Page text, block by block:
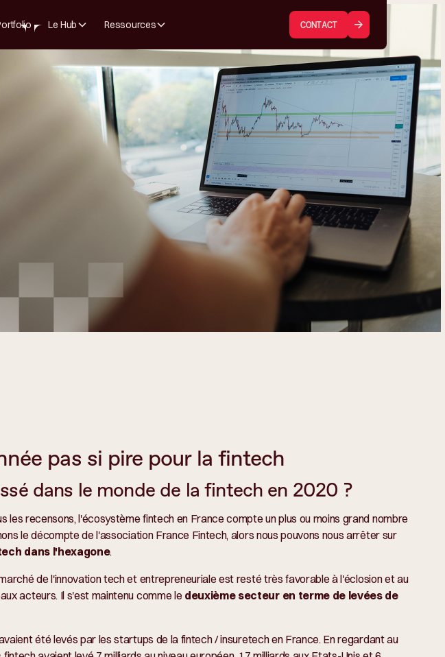
Le Hub Ressources CONTACT
pas si pire pour la fintech
dans le monde de la fintech en 2020 ?
les recensons, l'écosystème fintech en France compte un plus ou moins grand nombre
le décompte de l'association France Fintech, alors nous pouvons nous arrêter sur
dans l'hexagone.
de l'innovation tech et entrepreneuriale est resté très favorable à l'éclosion et au
acteurs. Il s'est maintenu comme le deuxième secteur en terme de levées de
été levés par les startups de la fintech / insuretech en France. En regardant au